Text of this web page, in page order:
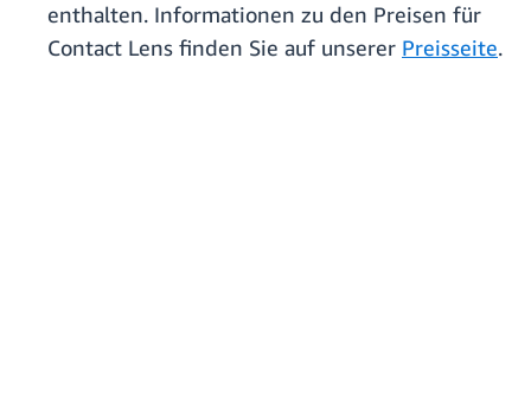
enthalten. Informationen zu den Preisen für
Contact Lens finden Sie auf unserer Preisseite.